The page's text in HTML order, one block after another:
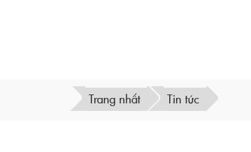
Trang nhất Tin tức